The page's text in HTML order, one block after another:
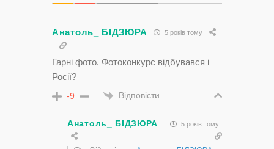
Анатоль_ БІДЗЮРА 5 років тому
Гарні фото. Фотоконкурс відбувався і
Росії?
-9 Відповісти
Анатоль_ БІДЗЮРА 5 років тому